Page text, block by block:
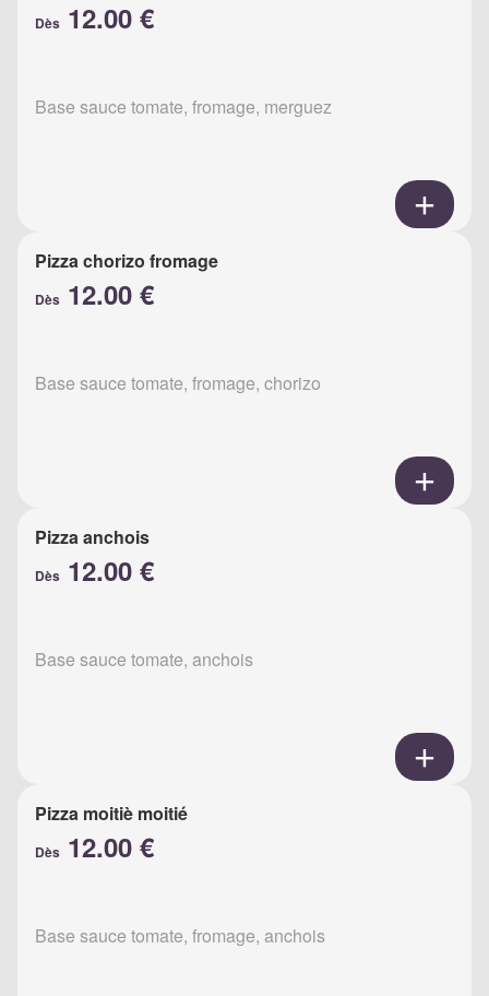
Dès 12.00 €
Base sauce tomate, fromage, merguez
Pizza chorizo fromage
Dès 12.00 €
Base sauce tomate, fromage, chorizo
Pizza anchois
Dès 12.00 €
Base sauce tomate, anchois
Pizza moitiè moitié
Dès 12.00 €
Base sauce tomate, fromage, anchois